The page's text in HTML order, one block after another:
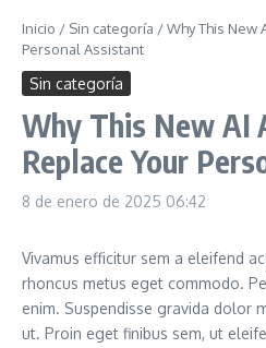
Inicio / Sin categoría /Why This New
Personal Assistant
Sin categoría
Why This New AI
Replace Your
8 de enero de 2025 06:42
Vivamus efficitur sem a eleifend
rhoncus metus eget commodo.
enim. Suspendisse gravida dolor
ut. Proin eget finibus sem, ut